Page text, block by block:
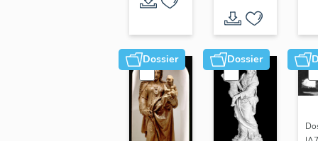
Dossier Dossier